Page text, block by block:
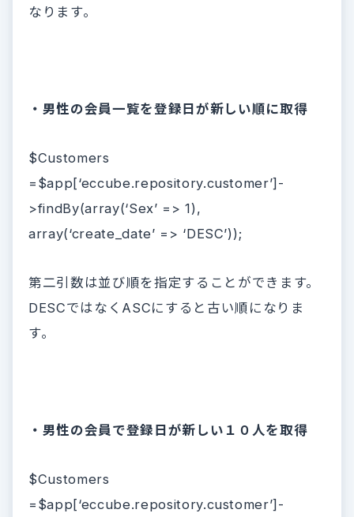
なります。
・男性の会員一覧を登録日が新しい順に取得
$Customers
=$app[‘eccube.repository.customer’]-
>findBy(array(‘Sex’ => 1),
array(‘create_date’ => ‘DESC’));
第二引数は並び順を指定することができます。
DESCではなくASCにすると古い順になりま
す。
・男性の会員で登録日が新しい１０人を取得
$Customers
=$app[‘eccube.repository.customer’]-